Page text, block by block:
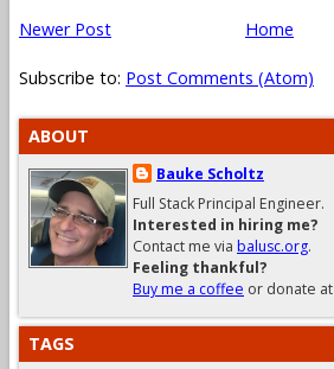
Newer Post
Home
Subscribe to: Post Comments (Atom)
ABOUT
Bauke Scholtz
Full Stack Principal Engineer.
Interested in hiring me?
Contact me via balusc.org.
Feeling thankful?
Buy me a coffee or donate at
TAGS